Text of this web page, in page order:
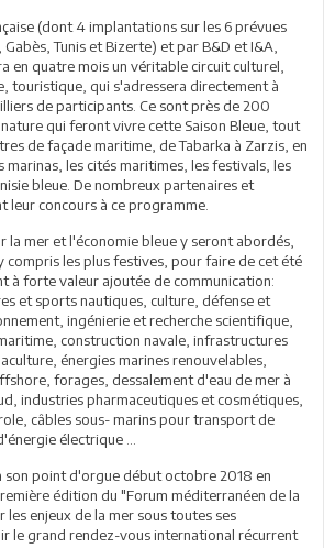
(dont 4 implantations sur les 6 prévues
Tunis et Bizerte) et par B&D et I&A,
en quatre mois un véritable circuit culturel,
touristique, qui s'adressera directement à
de participants. Ce sont près de 200
qui feront vivre cette Saison Bleue, tout
de façade maritime, de Tabarka à Zarzis, en
marinas, les cités maritimes, les festivals, les
bleue. De nombreux partenaires et
leur concours à ce programme.
la mer et l'économie bleue y seront abordés,
compris les plus festives, pour faire de cet été
à forte valeur ajoutée de communication:
et sports nautiques, culture, défense et
ingénierie et recherche scientifique,
construction navale, infrastructures
énergies marines renouvelables,
forages, dessalement d'eau de mer à
industries pharmaceutiques et cosmétiques,
câbles sous- marins pour transport de
électrique ...
son point d'orgue début octobre 2018 en
édition du "Forum méditerranéen de la
les enjeux de la mer sous toutes ses
le grand rendez-vous international récurrent